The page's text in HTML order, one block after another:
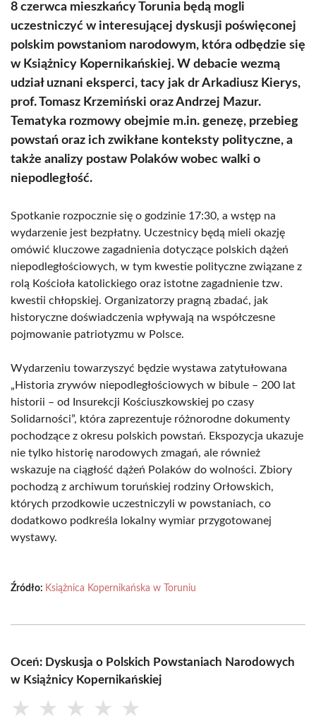
8 czerwca mieszkańcy Torunia będą mogli
uczestniczyć w interesującej dyskusji poświęconej
polskim powstaniom narodowym, która odbędzie się
w Książnicy Kopernikańskiej. W debacie wezmą
udział uznani eksperci, tacy jak dr Arkadiusz Kierys,
prof. Tomasz Krzemiński oraz Andrzej Mazur.
Tematyka rozmowy obejmie m.in. genezę, przebieg
powstań oraz ich zwikłane konteksty polityczne, a
także analizy postaw Polaków wobec walki o
niepodległość.
Spotkanie rozpocznie się o godzinie 17:30, a wstęp na
wydarzenie jest bezpłatny. Uczestnicy będą mieli okazję
omówić kluczowe zagadnienia dotyczące polskich dążeń
niepodległościowych, w tym kwestie polityczne związane z
rolą Kościoła katolickiego oraz istotne zagadnienie tzw.
kwestii chłopskiej. Organizatorzy pragną zbadać, jak
historyczne doświadczenia wpływają na współczesne
pojmowanie patriotyzmu w Polsce.
Wydarzeniu towarzyszyć będzie wystawa zatytułowana
„Historia zrywów niepodległościowych w bibule – 200 lat
historii – od Insurekcji Kościuszkowskiej po czasy
Solidarności”, która zaprezentuje różnorodne dokumenty
pochodzące z okresu polskich powstań. Ekspozycja ukazuje
nie tylko historię narodowych zmagań, ale również
wskazuje na ciągłość dążeń Polaków do wolności. Zbiory
pochodzą z archiwum toruńskiej rodziny Orłowskich,
których przodkowie uczestniczyli w powstaniach, co
dodatkowo podkreśla lokalny wymiar przygotowanej
wystawy.
Źródło: Książnica Kopernikańska w Toruniu
Oceń: Dyskusja o Polskich Powstaniach Narodowych
w Książnicy Kopernikańskiej
★ ★ ★ ★ ★